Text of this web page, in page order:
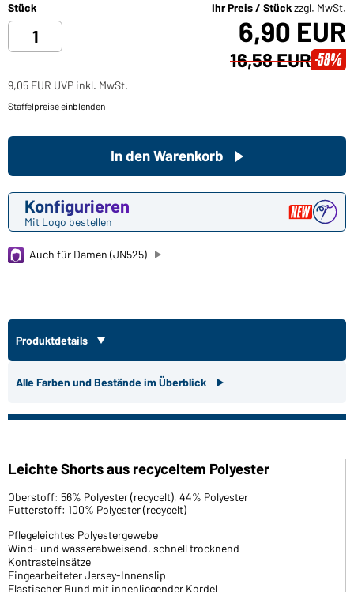
Stück Ihr Preis / Stückzzgl. MwSt.
6,90 EUR
16,58 EUR -58%
9,05 EUR UVP inkl. MwSt.
Staffelpreise einblenden
Konfigurieren
Mit Logo bestellen
In den Warenkorb
Auch für Damen (JN525)
Produktdetails
Alle Farben und Bestände im Überblick
Leichte Shorts aus recyceltem Polyester
Oberstoff: 56% Polyester (recycelt), 44% Polyester
Futterstoff: 100% Polyester (recycelt)
Pflegeleichtes Polyestergewebe
Wind- und wasserabweisend, schnell trocknend
Kontrasteinsätze
Eingearbeiteter Jersey-Innenslip
Elastischer Bund mit innenliegender Kordel